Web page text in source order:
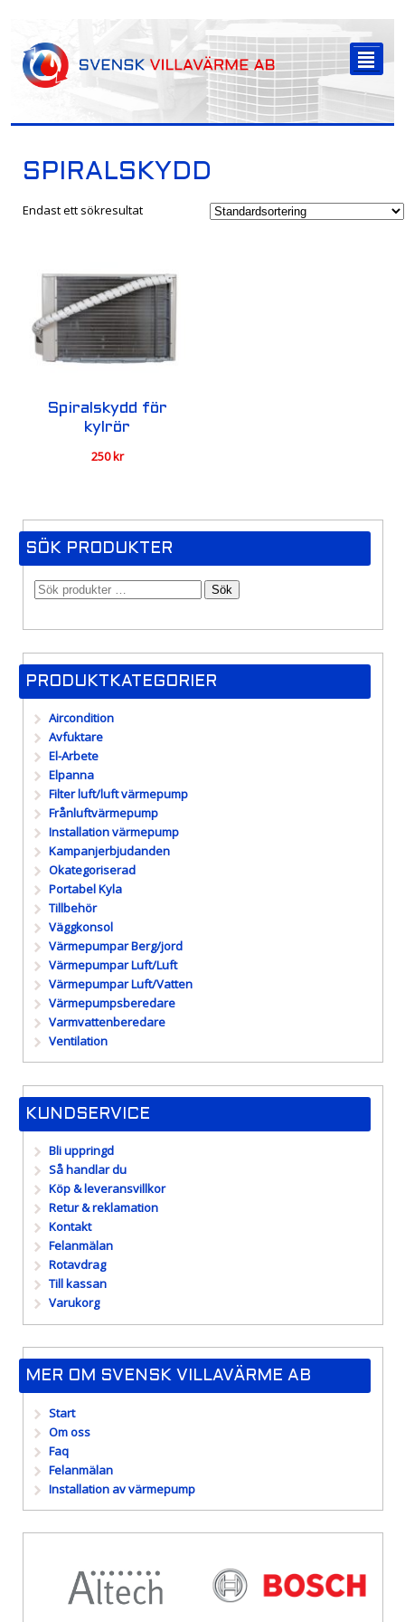
²
SPIRALSKYDD
Endast ett sökresultat
Spiralskydd för
kylrör
250kr
SÖK PRODUKTER
Sök
PRODUKTKATEGORIER
Aircondition
Avfuktare
El-Arbete
Elpanna
Filter luft/luft värmepump
Frånluftvärmepump
Installation värmepump
Kampanjerbjudanden
Okategoriserad
Portabel Kyla
Tillbehör
Väggkonsol
Värmepumpar Berg/jord
Värmepumpar Luft/Luft
Värmepumpar Luft/Vatten
Värmepumpsberedare
Varmvattenberedare
Ventilation
KUNDSERVICE
Bli uppringd
Så handlar du
Köp & leveransvillkor
Retur & reklamation
Kontakt
Felanmälan
Rotavdrag
Till kassan
Varukorg
MER OM SVENSK VILLAVÄRME AB
Start
Om oss
Faq
Felanmälan
Installation av värmepump